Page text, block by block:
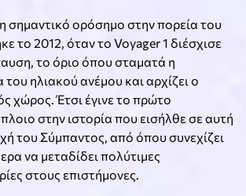
σημαντικό ορόσημο στην πορεία του
το 2012, όταν το Voyager 1 διέσχισε
το όριο όπου σταματά η
του ηλιακού ανέμου και αρχίζει ο
χώρος. Έτσι έγινε το πρώτο
στην ιστορία που εισήλθε σε αυτή
του Σύμπαντος, από όπου συνεχίζει
να μεταδίδει πολύτιμες
στους επιστήμονες.